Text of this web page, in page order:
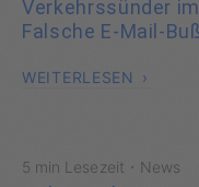
Verkehrssünder
Falsche E-Mail-
WEITERLESEN
5 min Lesezeit · News